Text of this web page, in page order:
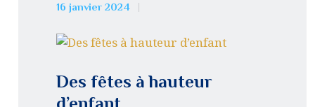
16 janvier 2024
Des fêtes à hauteur